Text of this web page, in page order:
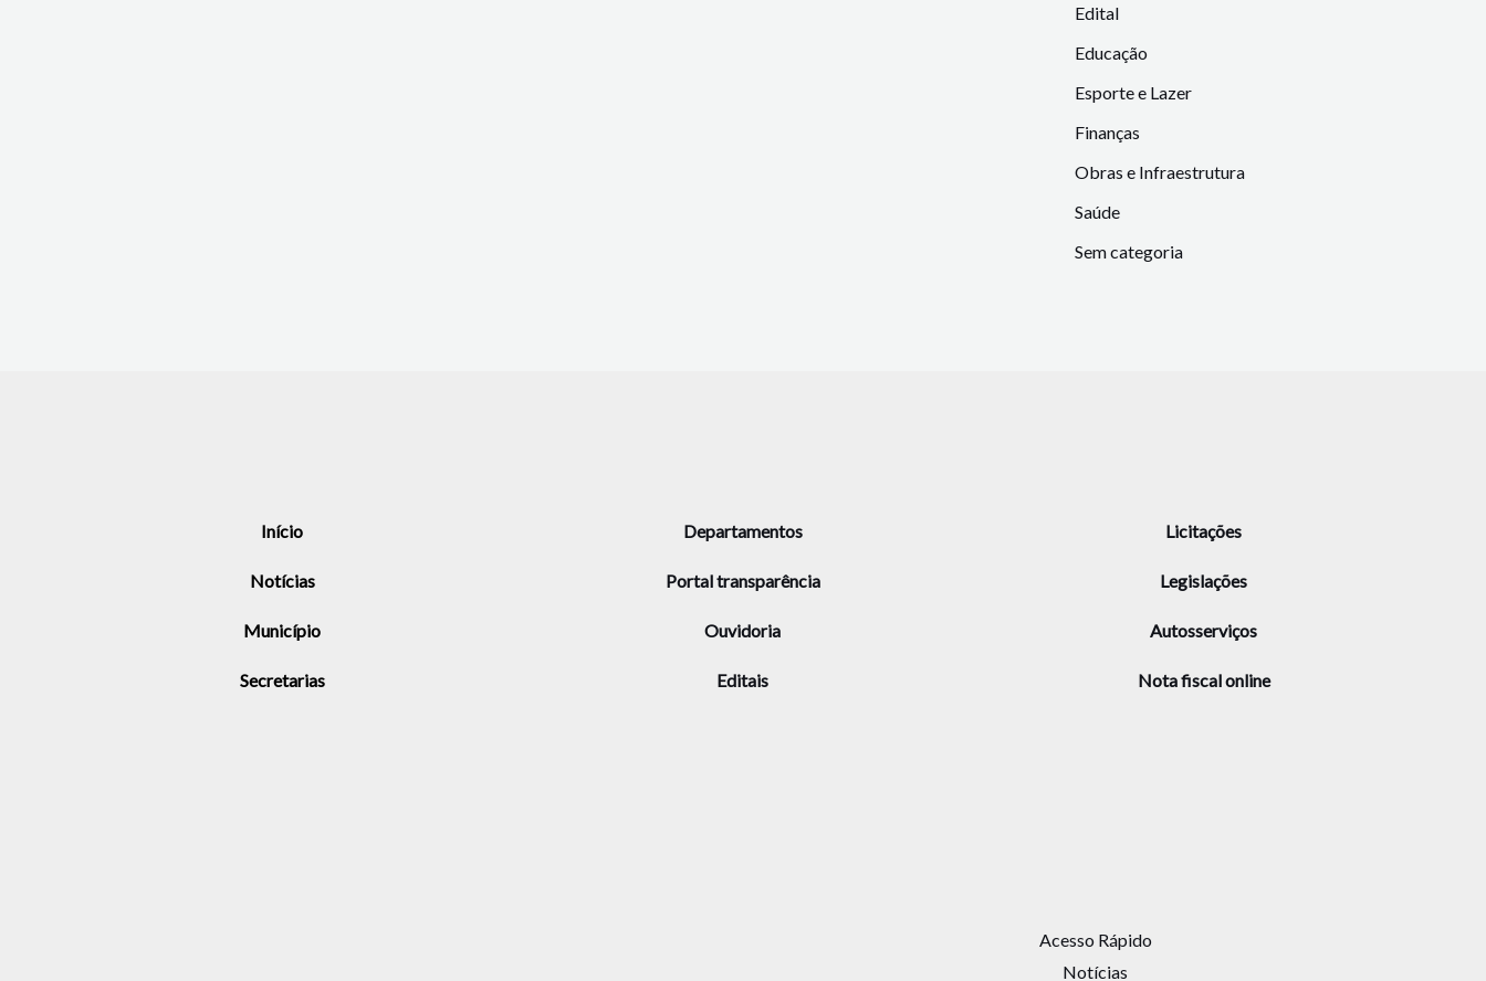
Edital
Educação
Esporte e Lazer
Finanças
Obras e Infraestrutura
Saúde
Sem categoria
Início
Notícias
Município
Secretarias
Departamentos
Portal transparência
Ouvidoria
Editais
Licitações
Legislações
Autosserviços
Nota fiscal online
Acesso Rápido
Notícias